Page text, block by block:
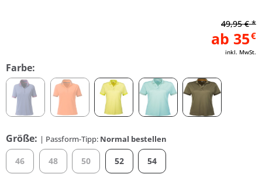
ab 35€
inkl. MwSt.
49,95 € *
Farbe:
Größe: | Passform-Tipp: Normal bestellen
46 48 50 52 54